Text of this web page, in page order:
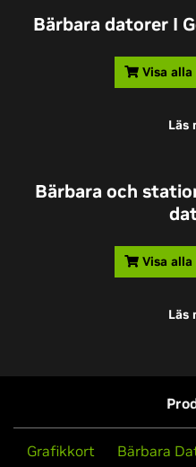
Bärbara datorer I
Visa
Läs
Bärbara och
Visa
Läs
Grafikkort Bärbara